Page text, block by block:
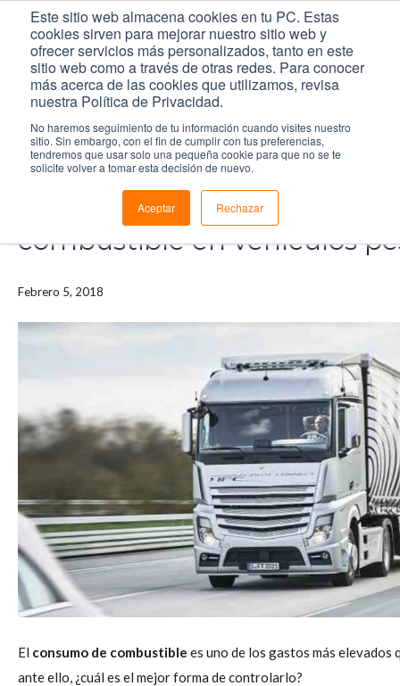
Este sitio web almacena cookies en tu PC. Estas
cookies sirven para mejorar nuestro sitio web y
ofrecer servicios más personalizados, tanto en este
sitio web como a través de otras redes. Para conocer
más acerca de las cookies que utilizamos, revisa
nuestra Política de Privacidad.
No haremos seguimiento de tu información cuando visites nuestro
sitio. Sin embargo, con el fin de cumplir con tus preferencias,
tendremos que usar solo una pequeña cookie para que no se te
solicite volver a tomar esta decisión de nuevo.
Aceptar Rechazar
Inicio / Recursos / Blog / 5 acciones para evitar un excesivo
LECTURA DE 3 MINUTOS.
5 acciones para evitar un
combustible en vehículos
Febrero 5, 2018
El consumo de combustible es uno de los gastos más elevados
ante ello, ¿cuál es el mejor forma de controlarlo?